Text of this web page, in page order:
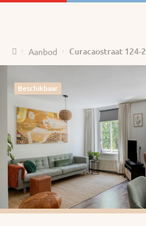
HomeAanbod Curacaostraat 124-2
Beschikbaar